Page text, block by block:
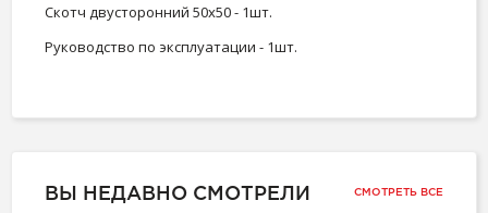
Скотч двусторонний 50х50 - 1шт.
Руководство по эксплуатации - 1шт.
ВЫ НЕДАВНО СМОТРЕЛИ СМОТРЕТЬ ВСЕ